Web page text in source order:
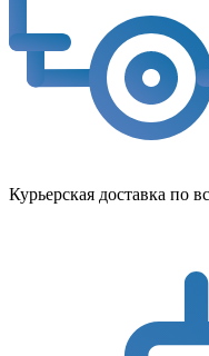
Курьерская доставка по